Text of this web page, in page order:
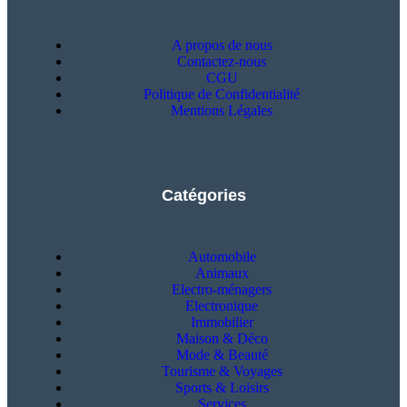
A propos de nous
Contactez-nous
CGU
Politique de Confidentialité
Mentions Légales
Catégories
Automobile
Animaux
Electro-ménagers
Electronique
Immobilier
Maison & Déco
Mode & Beauté
Tourisme & Voyages
Sports & Loisirs